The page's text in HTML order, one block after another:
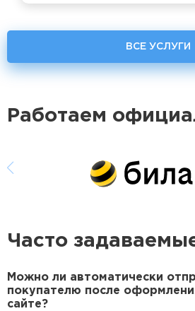
ВСЕ УСЛУГИ
Работаем
Часто
Можно ли автоматически
покупателю после
сайте?